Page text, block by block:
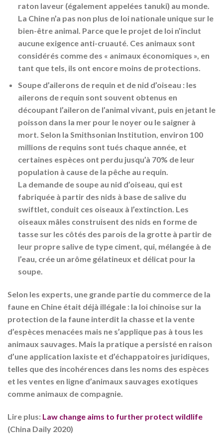
raton laveur (également appelées tanuki) au monde.
La Chine n’a pas non plus de loi nationale unique sur le
bien-être animal. Parce que le projet de loi n’inclut
aucune exigence anti-cruauté. Ces animaux sont
considérés comme des « animaux économiques », en
tant que tels, ils ont encore moins de protections.
Soupe d’ailerons de requin et de nid d’oiseau : les
ailerons de requin sont souvent obtenus en
découpant l’aileron de l’animal vivant, puis en jetant le
poisson dans la mer pour le noyer ou le saigner à
mort. Selon la Smithsonian Institution, environ 100
millions de requins sont tués chaque année, et
certaines espèces ont perdu jusqu’à 70% de leur
population à cause de la pêche au requin.
La demande de soupe au nid d’oiseau, qui est
fabriquée à partir des nids à base de salive du
swiftlet, conduit ces oiseaux à l’extinction. Les
oiseaux mâles construisent des nids en forme de
tasse sur les côtés des parois de la grotte à partir de
leur propre salive de type ciment, qui, mélangée à de
l’eau, crée un arôme gélatineux et délicat pour la
soupe.
Selon les experts, une grande partie du commerce de la
faune en Chine était déjà illégale : la loi chinoise sur la
protection de la faune interdit la chasse et la vente
d’espèces menacées mais ne s’applique pas à tous les
animaux sauvages. Mais la pratique a persisté en raison
d’une application laxiste et d’échappatoires juridiques,
telles que des incohérences dans les noms des espèces
et les ventes en ligne d’animaux sauvages exotiques
comme animaux de compagnie.
Lire plus: Law change aims to further protect wildlife
(China Daily 2020)